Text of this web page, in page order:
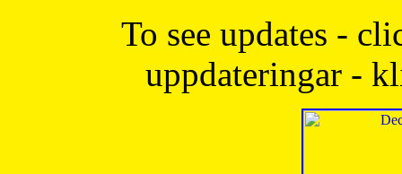
To see updates -
uppdateringar -